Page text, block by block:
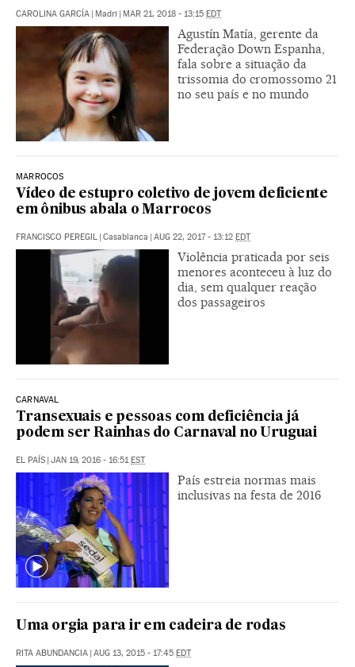
CAROLINA GARCÍA Madri MAR 21, 2018 - 13:15 EDT
Agustín Matía, gerente da
Federação Down Espanha,
fala sobre a situação da
trissomia do cromossomo 21
no seu país e no mundo
MARROCOS
Vídeo de estupro coletivo de jovem deficiente
em ônibus abala o Marrocos
FRANCISCO PEREGIL Casablanca AUG 22, 2017 - 13:12 EDT
Violência praticada por seis
menores aconteceu à luz do
dia, sem qualquer reação
dos passageiros
CARNAVAL
Transexuais e pessoas com deficiência já
podem ser Rainhas do Carnaval no Uruguai
EL PAÍS | JAN 19, 2016 - 16:51EST
País estreia normas mais
inclusivas na festa de 2016
Uma orgia para ir em cadeira de rodas
RITA ABUNDANCIA | AUG 13, 2015 - 17:45 EDT